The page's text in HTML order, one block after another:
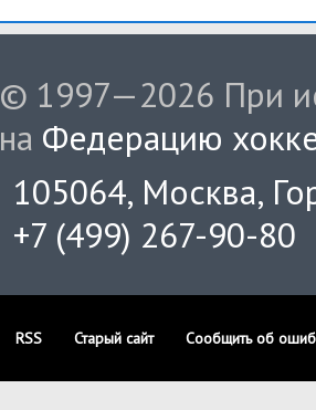
© 1997—2026 При
на Федерацию
105064, Москва,
+7 (499) 267-90-80
RSS Старый сайт Сообщить об